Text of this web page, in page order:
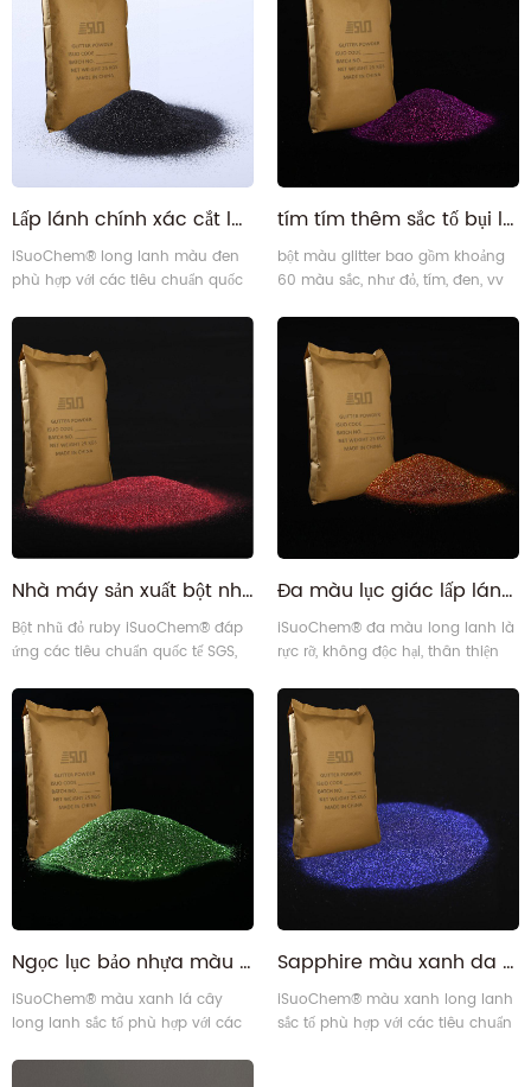
(bisphenol A miễn phí).
Lấp lánh chính xác cắt long lanh màu đen bột
iSuoChem® long lanh màu đen
phù hợp với các tiêu chuẩn quốc
Tiêu Chuẩn 100. Là nhà sản xuất
bột long lanh hàng đầu tại Trung
Quốc, iSuoChem® mang trách
nhiệm xây dựng sự xuất sắc.
tím tím thêm sắc tố bụi lấp lánh
bột màu glitter bao gồm khoảng
60 màu sắc, như đỏ, tím, đen, vv
tra, có khả năng chịu dung môi
tốt, khả năng chịu nhiệt độ cao.
Nhà máy sản xuất bột nhũ đỏ ruby không chứa BPA, bán sỉ
Bột nhũ đỏ ruby iSuoChem® đáp
ứng các tiêu chuẩn quốc tế SGS,
Là nhà sản xuất bột nhũ hàng đầu
tại Trung Quốc, iSuoChem® chịu
trách nhiệm cung cấp bột nhũ
chất lượng cao.
Đa màu lục giác lấp lánh lấp lánh confetti
iSuoChem® đa màu long lanh là
rực rỡ, không độc hại, thân thiện
minh bạch. Bụi long lanh đa của
chúng tôi phù hợp với SGS,
formaldehyde tự do, BPA miễn phí
(bisphenol miễn phí A).
Ngọc lục bảo nhựa màu xanh lá cây tiêm long lanh dập nổi bột
iSuoChem® màu xanh lá cây
long lanh sắc tố phù hợp với các
CẬN, OEKO-TEXT Tiêu Chuẩn 100.
Sapphire màu xanh da sơn Glitter ép bột
iSuoChem® màu xanh long lanh
sắc tố phù hợp với các tiêu chuẩn